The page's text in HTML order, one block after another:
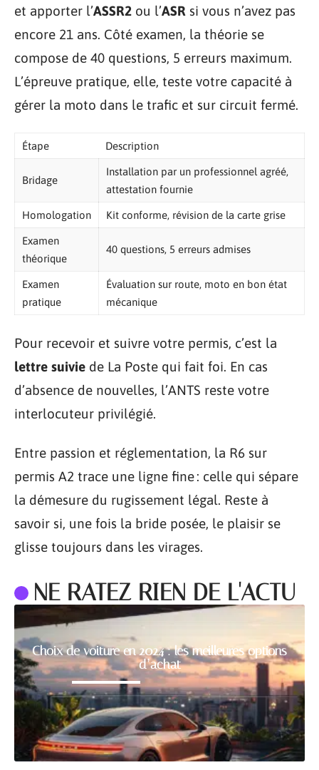
et apporter l’ASSR2 ou l’ASR si vous n’avez pas
encore 21 ans. Côté examen, la théorie se
compose de 40 questions, 5 erreurs maximum.
L’épreuve pratique, elle, teste votre capacité à
gérer la moto dans le trafic et sur circuit fermé.
Étape Description
Bridage
Installation par un professionnel agréé,
attestation fournie
Homologation Kit conforme, révision de la carte grise
Examen
théorique
40 questions, 5 erreurs admises
Examen
pratique
Évaluation sur route, moto en bon état
mécanique
Pour recevoir et suivre votre permis, c’est la
lettre suivie de La Poste qui fait foi. En cas
d’absence de nouvelles, l’ANTS reste votre
interlocuteur privilégié.
Entre passion et réglementation, la R6 sur
permis A2 trace une ligne fine : celle qui sépare
la démesure du rugissement légal. Reste à
savoir si, une fois la bride posée, le plaisir se
glisse toujours dans les virages.
NE RATEZ RIEN DE L'ACTU
Choix de voiture en 2024 : les meilleures options
d’achat